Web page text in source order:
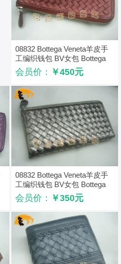
08832 Bottega Veneta羊皮手
工编织钱包 BV女包 Bottega
Veneta长款钱包 枣红色
会员价： ￥450元
08832 Bottega Veneta羊皮手
工编织钱包 BV女包 Bottega
Veneta长款钱包 古银色
会员价： ￥350元